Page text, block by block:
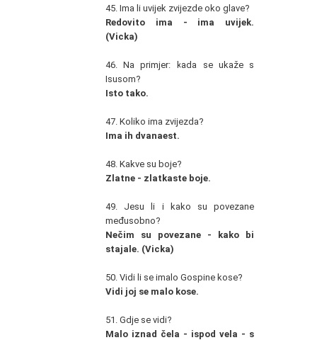
45. Ima li uvijek zvijezde oko glave?
Redovito ima - ima uvijek.
(Vicka)
46. Na primjer: kada se ukaže s
Isusom?
Isto tako.
47. Koliko ima zvijezda?
Ima ih dvanaest.
48. Kakve su boje?
Zlatne - zlatkaste boje.
49. Jesu li i kako su povezane
međusobno?
Nečim su povezane - kako bi
stajale. (Vicka)
50. Vidi li se imalo Gospine kose?
Vidi joj se malo kose.
51. Gdje se vidi?
Malo iznad čela - ispod vela - s